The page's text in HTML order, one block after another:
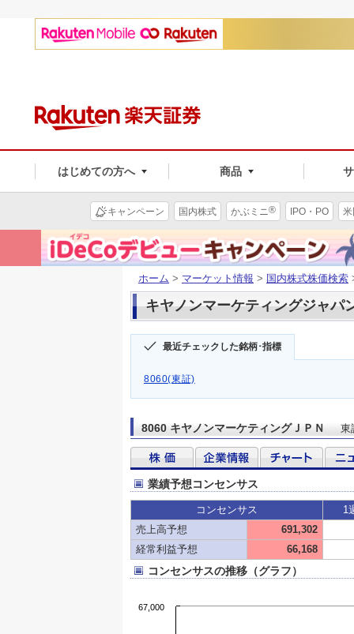
はじめての方へ 商品
キャンペーン 国内株式 かぶミニ® IPO・PO
ホーム > マーケット情報 > 国内株式株価検索
キヤノンマーケティングジャパ
最近チェックした銘柄･指標
8060(東証)
8060 キヤノンマーケティングＪＰＮ 東